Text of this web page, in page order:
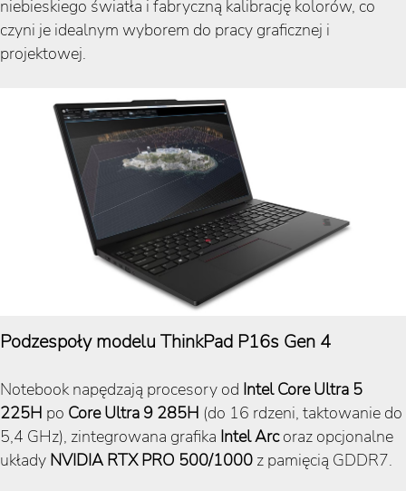
niebieskiego światła i fabryczną kalibrację kolorów, co
czyni je idealnym wyborem do pracy graficznej i
projektowej.
Podzespoły modelu ThinkPad P16s Gen 4
Notebook napędzają procesory od Intel Core Ultra 5
225H po Core Ultra 9 285H (do 16 rdzeni, taktowanie do
5,4 GHz), zintegrowana grafika Intel Arcoraz opcjonalne
układy NVIDIA RTX PRO 500/1000 z pamięcią GDDR7.